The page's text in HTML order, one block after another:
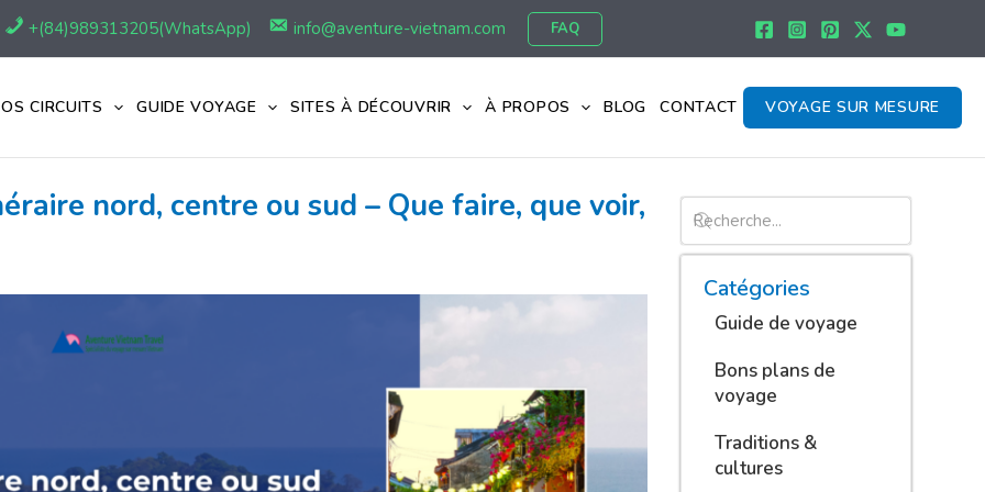
+(84)989313205(WhatsApp) info@aventure-vietnam.com FAQ
CIRCUITS GUIDE VOYAGE SITES À DÉCOUVRIR À PROPOS BLOG CONTACT VOYAGE SUR MESURE
nord, centre ou sud – Que faire, que voir,
Catégories
Guide de voyage
Bons plans de
voyage
Traditions &
cultures